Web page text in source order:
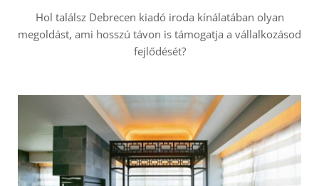
Hol találsz Debrecen kiadó iroda kínálatában olyan
megoldást, ami hosszú távon is támogatja a vállalkozásod
fejlődését?